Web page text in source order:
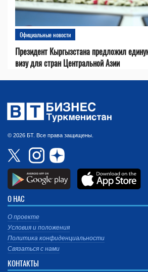
Официальные новости
Президент Кыргызстана предложил
визу для стран Центральной Азии
© 2026 БТ. Все права защищены.
О НАС
О проекте
Условия и положения
Политика конфиденциальности
Связаться с нами
КОНТАКТЫ